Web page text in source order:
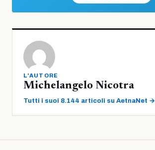
L'AUTORE
Michelangelo Nicotra
Tutti i suoi 8.144 articoli su AetnaNet →